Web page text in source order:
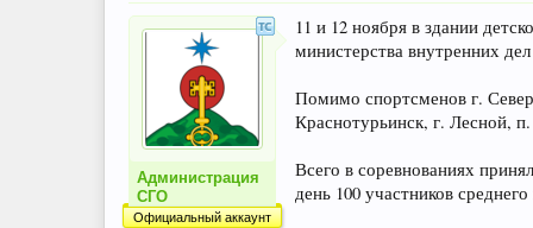
Администрация
СГО
Официальный аккаунт
11 и 12 ноября в здании
министерства внутренних
Помимо спортсменов г.
Краснотурьинск, г. Лесной,
Всего в соревнованиях
день 100 участников